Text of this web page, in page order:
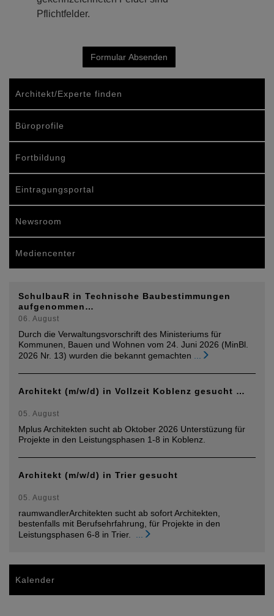
Pflichtfelder.
Architekt/Experte finden
Büroprofile
Fortbildung
Eintragungsportal
Newsroom
Mediencenter
SchulbauR in Technische Baubestimmungen
aufgenommen…
06. August
Durch die Verwaltungsvorschrift des Ministeriums für
Kommunen, Bauen und Wohnen vom 24. Juni 2026 (MinBl.
2026 Nr. 13) wurden die bekannt gemachten
Architekt (m/w/d) in Vollzeit Koblenz gesucht …
05. August
Mplus Architekten sucht ab Oktober 2026 Unterstüzung für
Projekte in den Leistungsphasen 1-8 in Koblenz.
Architekt (m/w/d) in Trier gesucht
05. August
raumwandlerArchitekten sucht ab sofort Architekten,
bestenfalls mit Berufsehrfahrung, für Projekte in den
Leistungsphasen 6-8 in Trier.
Kalender